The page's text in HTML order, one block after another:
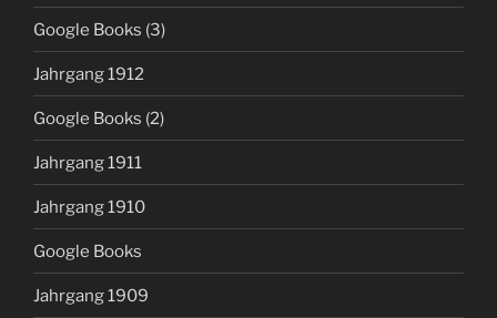
Google Books (3)
Jahrgang 1912
Google Books (2)
Jahrgang 1911
Jahrgang 1910
Google Books
Jahrgang 1909